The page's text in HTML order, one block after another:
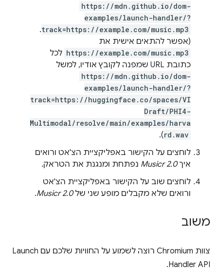
https://mdn.github.io/dom-
examples/launch-handler/?
track=https://example.com/music.mp3
.
(אפשר להתאים אישית את
https://example.com/music.mp3 לכל
כתובת URL שמפנה לקובץ אודיו, למשל
https://mdn.github.io/dom-
examples/launch-handler/?
track=https://huggingface.co/spaces/VI
Draft/PHI4-
Multimodal/resolve/main/examples/harva
rd.wav
).
לוחצים על הקישור באפליקציית הצ'אט ורואים
איךMusicr 2.0 נפתחת ומנגנת את הטראק.
לוחצים שוב על הקישור באפליקציית הצ'אט
ורואים שלא מקבלים מופע שני שלMusicr 2.0
.
משוב
צוות Chromium רוצה לשמוע על החוויות שלכם עם Launch
Handler API.